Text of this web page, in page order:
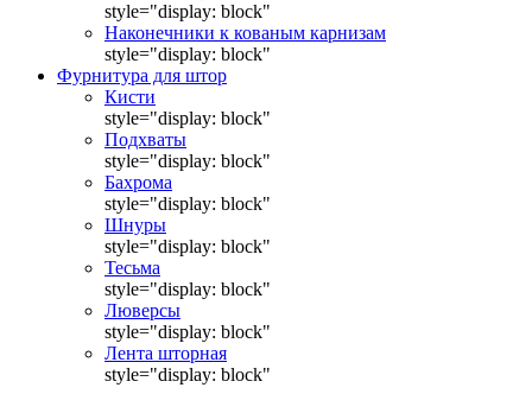
style="display: block"
Наконечники к кованым карнизам
style="display: block"
Фурнитура для штор
Кисти
style="display: block"
Подхваты
style="display: block"
Бахрома
style="display: block"
Шнуры
style="display: block"
Тесьма
style="display: block"
Люверсы
style="display: block"
Лента шторная
style="display: block"